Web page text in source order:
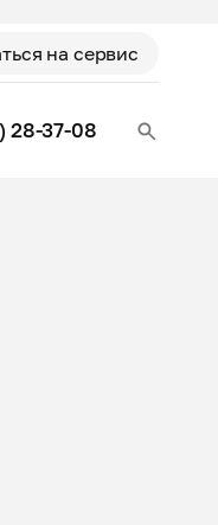
на сервис
28-37-08